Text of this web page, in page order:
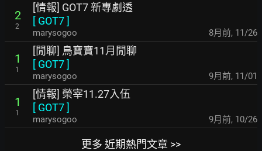
2
2
[情報] GOT7 新專劇透
[ GOT7]
marysogoo 8月前, 11/26
1
1
[閒聊] 鳥寶寶11月閒聊
[ GOT7]
marysogoo 9月前, 11/01
1
1
[情報] 榮宰11.27入伍
[ GOT7]
marysogoo 9月前, 10/26
更多 近期熱門文章 >>